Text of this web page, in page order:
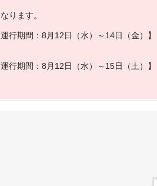
な り ます。
運行期間 ： 8 月 1 2日 （水） ～ 14日 （金）
】
運行期間 ： 8 月 1 2日 （水） ～ 15日 （土）
】